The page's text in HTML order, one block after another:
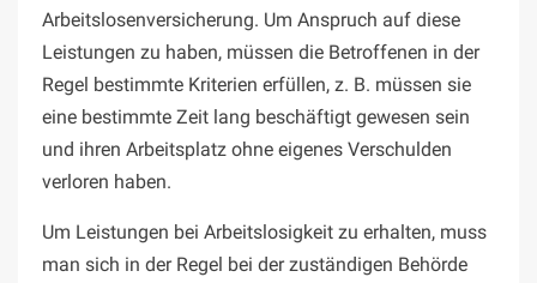
Arbeitslosenversicherung. Um Anspruch auf diese
Leistungen zu haben, müssen die Betroffenen in der
Regel bestimmte Kriterien erfüllen, z. B. müssen sie
eine bestimmte Zeit lang beschäftigt gewesen sein
und ihren Arbeitsplatz ohne eigenes Verschulden
verloren haben.
Um Leistungen bei Arbeitslosigkeit zu erhalten, muss
man sich in der Regel bei der zuständigen Behörde